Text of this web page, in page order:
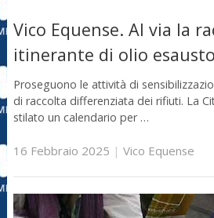
Vico Equense. Al via la
itinerante di olio esausto
Proseguono le attività di
di raccolta differenziata dei rifiuti. La
stilato un calendario per …
16 Febbraio 2025 | Vico Equense